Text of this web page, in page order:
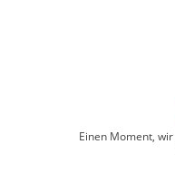
Einen Moment,